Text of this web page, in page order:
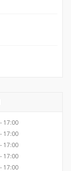
17:00
17:00
17:00
17:00
17:00